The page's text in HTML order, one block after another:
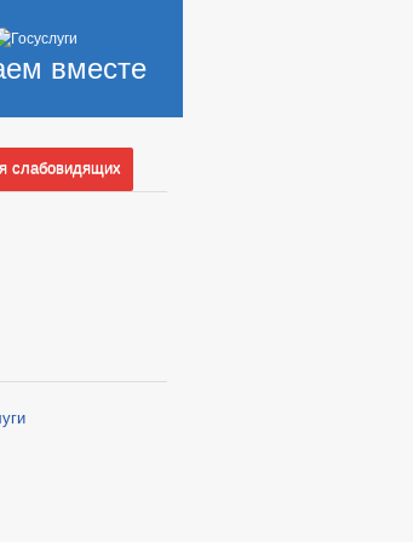
ЧС _
вместе
слабовидящих